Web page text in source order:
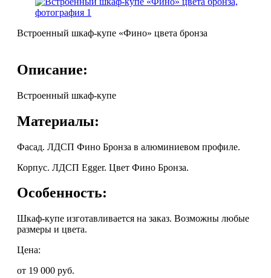
Встроенный шкаф-купе «Фино» цвета бронза
Описание:
Встроенный шкаф-купе
Материалы:
Фасад. ЛДСП Фино Бронза в алюминиевом профиле.
Корпус. ЛДСП Egger. Цвет Фино Бронза.
Особенность:
Шкаф-купе изготавливается на заказ. Возможны любые
размеры и цвета.
Цена:
от 19 000 руб.